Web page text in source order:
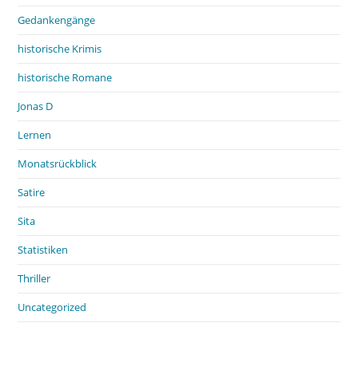
Gedankengänge
historische Krimis
historische Romane
Jonas D
Lernen
Monatsrückblick
Satire
Sita
Statistiken
Thriller
Uncategorized